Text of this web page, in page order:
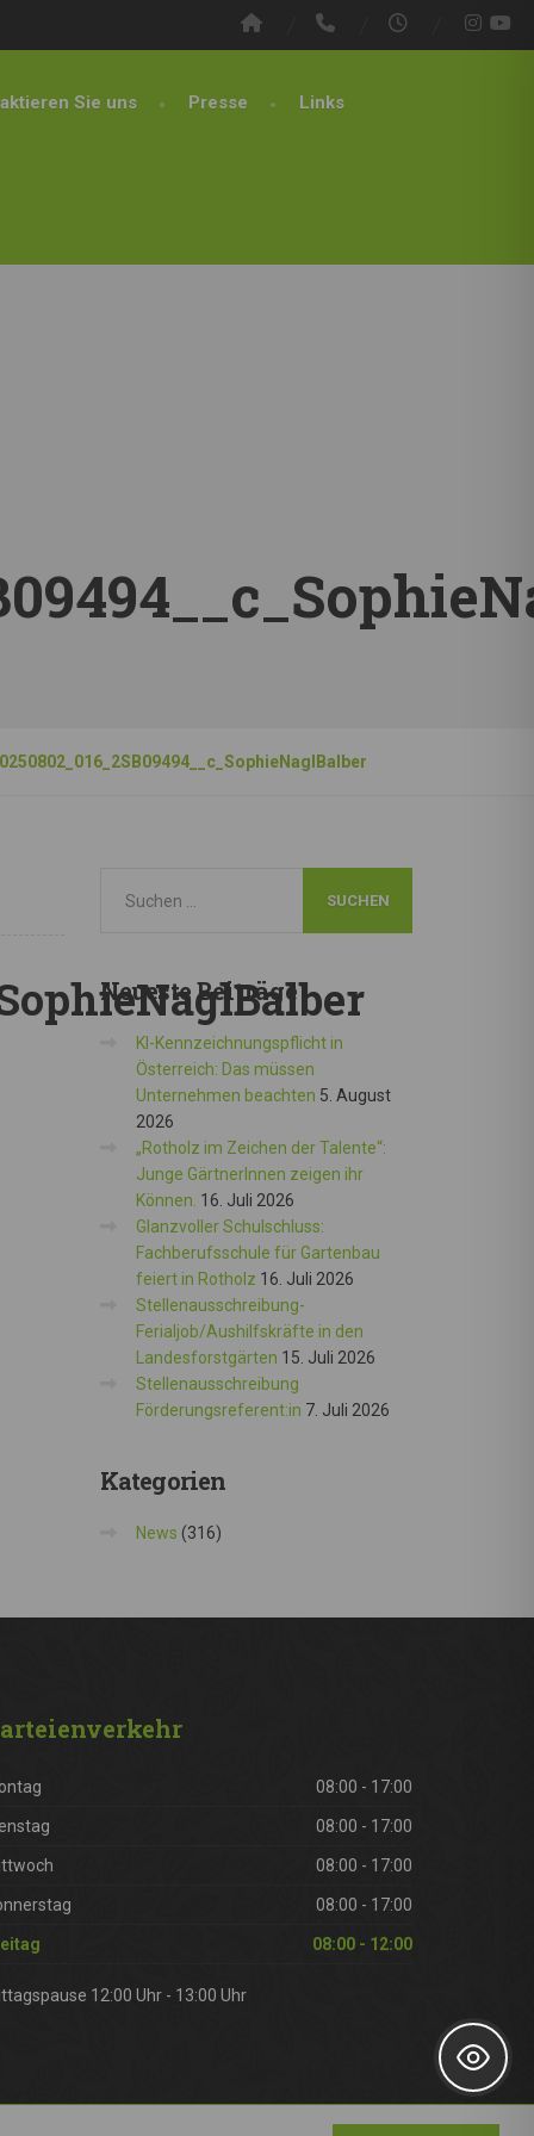
Sie uns Presse Links
NeuesteBeiträge
KI-Kennzeichnungspflicht in
Österreich: Das müssen
Unternehmen beachten 5. August
2026
„Rotholz im Zeichen der Talente“:
Junge GärtnerInnen zeigen ihr
Können. 16. Juli 2026
Glanzvoller Schulschluss:
Fachberufsschule für Gartenbau
feiert in Rotholz 16. Juli 2026
Stellenausschreibung-
Ferialjob/Aushilfskräfte in den
Landesforstgärten 15. Juli 2026
Stellenausschreibung
Förderungsreferent:in 7. Juli 2026
Kategorien
News (316)
08:00 - 17:00
08:00 - 17:00
08:00 - 17:00
08:00 - 17:00
08:00 - 12:00
12:00 Uhr - 13:00 Uhr